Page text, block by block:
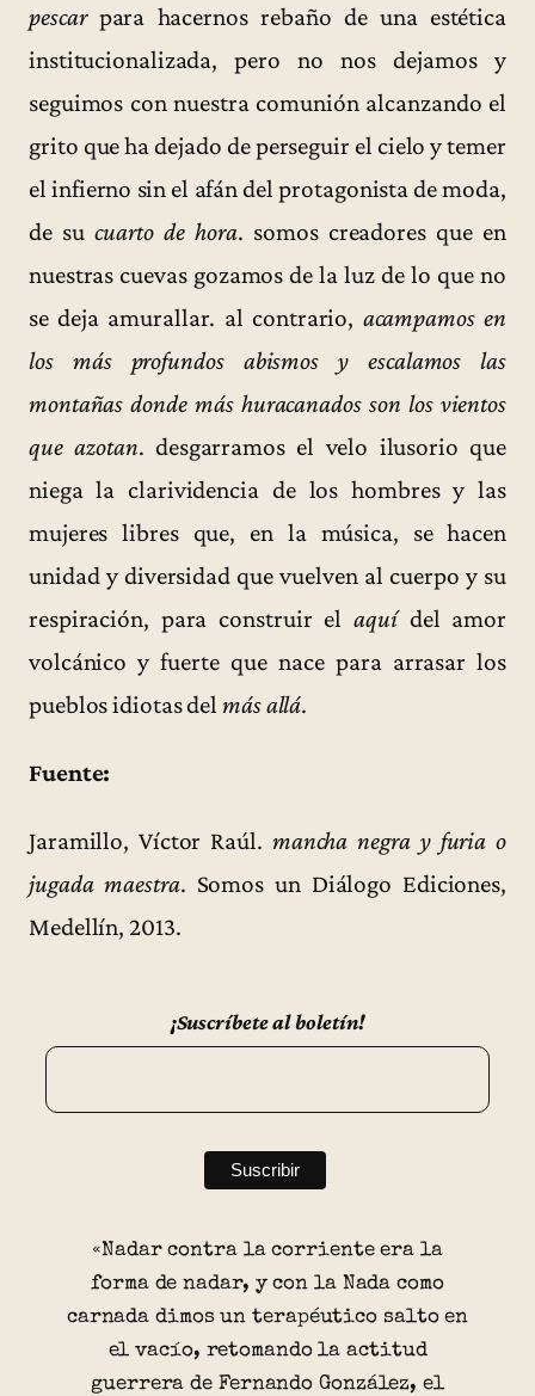
pescarpara hacernos rebaño de una estética
institucionalizada, pero no nos dejamos y
seguimos con nuestra comunión alcanzando el
grito que ha dejado de perseguir el cielo y temer
el infierno sin el afán del protagonista de moda,
de sucuarto de hora. somos creadores que en
nuestras cuevas gozamos de la luz de lo que no
se deja amurallar. al contrario, acampamos en
los más profundos abismos y escalamos las
montañas donde más huracanados son los vientos
que azotan. desgarramos el velo ilusorio que
niega la clarividencia de los hombres y las
mujeres libres que, en la música, se hacen
unidad y diversidad que vuelven al cuerpo y su
respiración, para construir elaquí del amor
volcánico y fuerte que nace para arrasar los
pueblos idiotas del más allá.
Fuente:
Jaramillo, Víctor Raúl. mancha negra y furia o
jugada maestra. Somos un Diálogo Ediciones,
Medellín, 2013.
¡Suscríbete al boletín!
«Nadar contra la corriente era la
forma de nadar, y con la Nada como
carnada dimos un terapéutico salto en
el vacío, retomando la actitud
guerrera de Fernando González, el